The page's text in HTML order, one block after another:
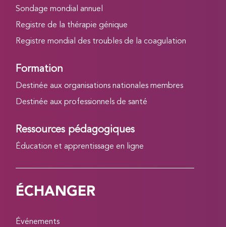
Sondage mondial annuel
Registre de la thérapie génique
Registre mondial des troubles de la coagulation
Formation
Destinée aux organisations nationales membres
Destinée aux professionnels de santé
Ressources pédagogiques
Éducation et apprentissage en ligne
ÉCHANGER
Événements